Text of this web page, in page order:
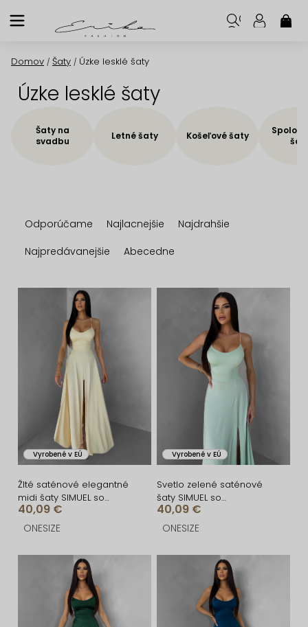
na
Domov / Šaty / Úzke lesklé šaty
Úzke lesklé šaty
Šaty na
svadbu
Letné šaty Košeľové šaty
a
d
n
u
k
t
o
v
Odporúčame Najlacnejšie
Najdrahšie
Najpredávanejšie
Abecedne
o
d
u
k
o
Vyrobené v EÚ
Žlté saténové elegantné
midi šaty SIMUEL so
šnurovaním
40,09 €
ONESIZE
Vyrobené v EÚ
Svetlo zelené saténové
šaty SIMUEL so
šnurovaním
40,09 €
ONESIZE